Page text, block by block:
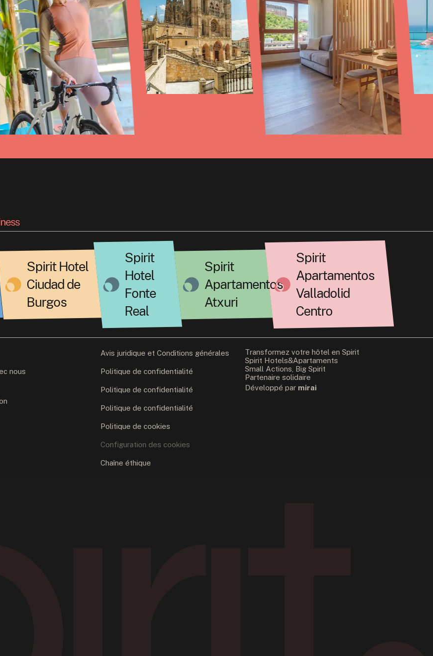
Spirit Hotel
Ciudad de
Burgos
Spirit
Hotel
Fonte
Real
Spirit
Apartamentos
Atxuri
Spirit
Apartamentos
Valladolid
Centro
nous
Avis juridique et Conditions générales
Politique de confidentialité
Politique de confidentialité
Politique de confidentialité
Politique de cookies
Configuration des cookies
Chaîne éthique
Transformez votre hôtel en Spirit
Spirit Hotels&Apartaments
Small Actions, Big Spirit
Partenaire solidaire
Développé par mirai